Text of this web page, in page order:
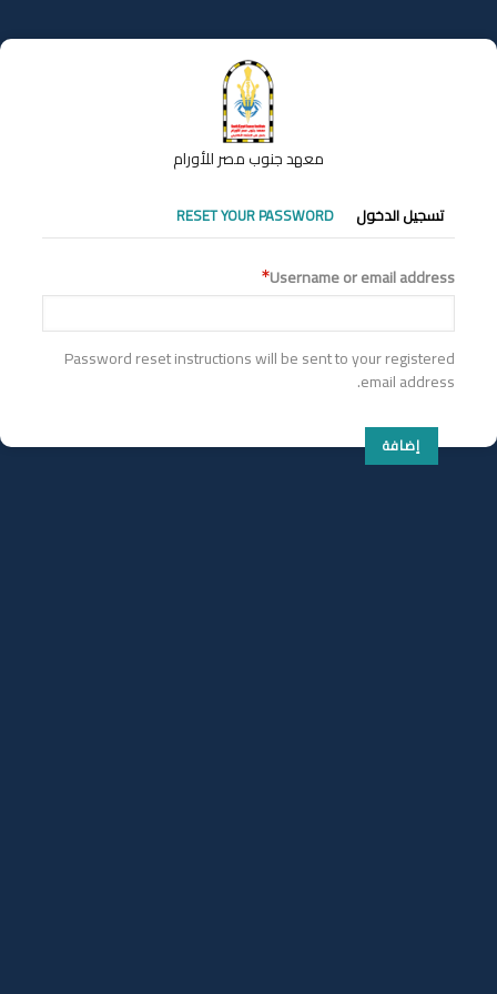
إلى
المحتوى
معهد جنوب مصر للأورام
التبويبات
الأساسية
تسجيل الدخول RESET YOUR PASSWORD
Username or email address
Password reset instructions will be sent to your registered
email address.